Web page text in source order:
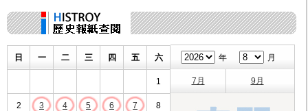
日 一 二 三 四 五 六
1
2 3 4 5 6 7 8
年 月
7月 9月